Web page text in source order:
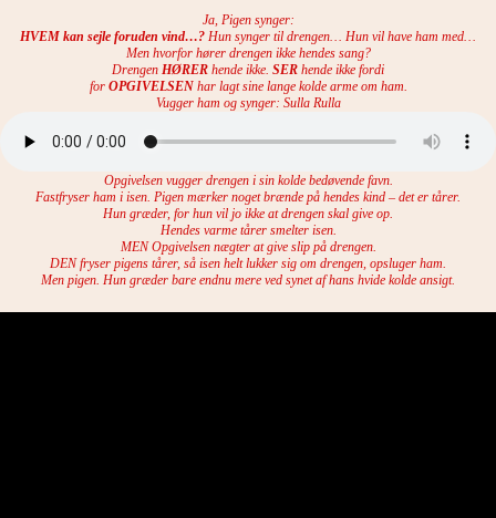
Ja, Pigen synger:
HVEM kan sejle foruden vind…? Hun synger til drengen… Hun vil have ham med…
Men hvorfor hører drengen ikke hendes sang?
Drengen HØRER hende ikke. SER hende ikke fordi
for OPGIVELSENhar lagt sine lange kolde arme om ham.
Vugger ham og synger: Sulla Rulla
Opgivelsen vugger drengen i sin kolde bedøvende favn.
Fastfryser ham i isen. Pigen mærker noget brænde på hendes kind – det er tårer.
Hun græder, for hun vil jo ikke at drengen skal give op.
Hendes varme tårer smelter isen.
MEN Opgivelsen nægter at give slip på drengen.
DEN fryser pigens tårer, så isen helt lukker sig om drengen, opsluger ham.
Men pigen. Hun græder bare endnu mere ved synet af hans hvide kolde ansigt.